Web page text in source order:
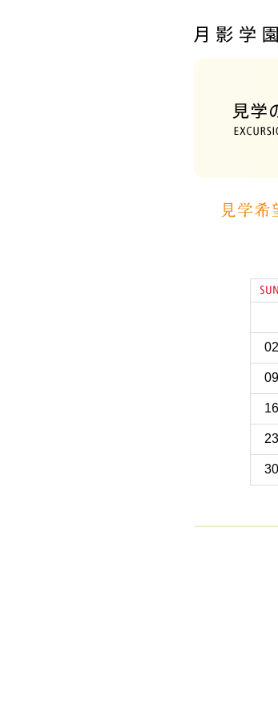
02
09
16
23
30